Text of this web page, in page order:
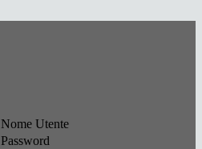
Nome Utente
Password